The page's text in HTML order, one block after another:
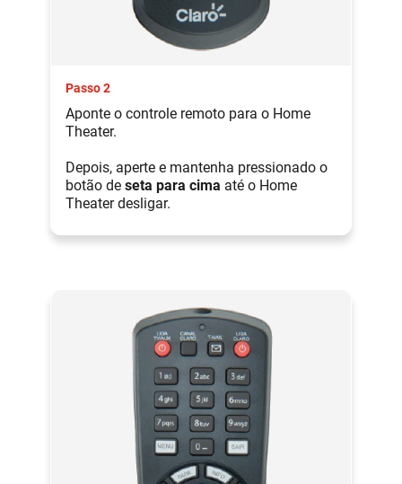
Passo 2
Aponte o controle remoto para o Home
Theater.
Depois, aperte e mantenha pressionado o
botão de seta para cima até o Home
Theater desligar.